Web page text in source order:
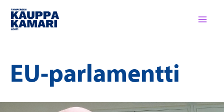
Siirry
sisältöön
EU-parlamentti